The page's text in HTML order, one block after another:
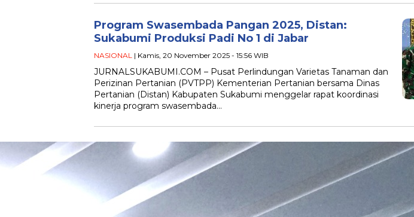
Program Swasembada Pangan 2025, Distan:
Sukabumi Produksi Padi No 1 di Jabar
NASIONAL | Kamis, 20 November 2025 - 15:56 WIB
JURNALSUKABUMI.COM – Pusat Perlindungan Varietas Tanaman dan
Perizinan Pertanian (PVTPP) Kementerian Pertanian bersama Dinas
Pertanian (Distan) Kabupaten Sukabumi menggelar rapat koordinasi
kinerja program swasembada…